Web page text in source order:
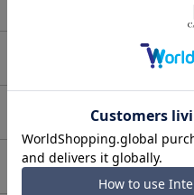
CALL&RESPONSE